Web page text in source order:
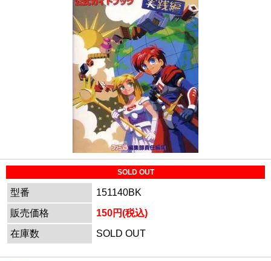
SOLD OUT
型番
151140BK
販売価格
150円(税込)
在庫数
SOLD OUT